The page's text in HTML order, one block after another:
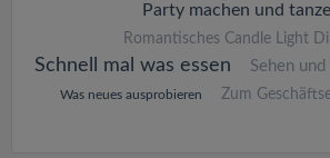
Party machen und
Romantisches Candle Light
Schnell mal was essen Sehen
Was neues ausprobieren Zum